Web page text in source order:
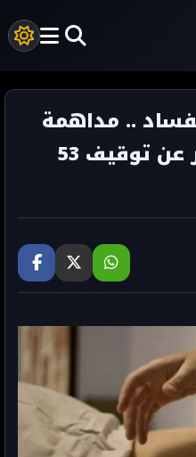
.. مداهمة
مراكز التدليك تسفر عن توقيف 53